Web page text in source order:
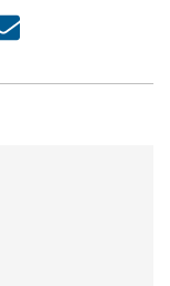
Share